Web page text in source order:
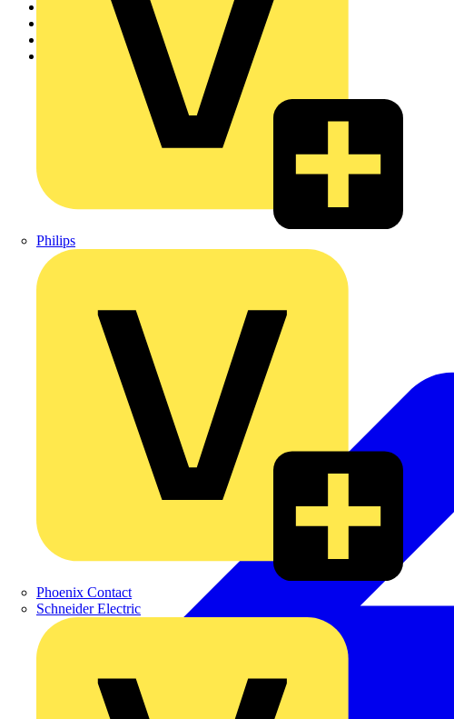
Philips
Phoenix Contact
Schneider Electric
Heizung & Lüftung
Intelligente Thermos...
Programmierbare Thermostate